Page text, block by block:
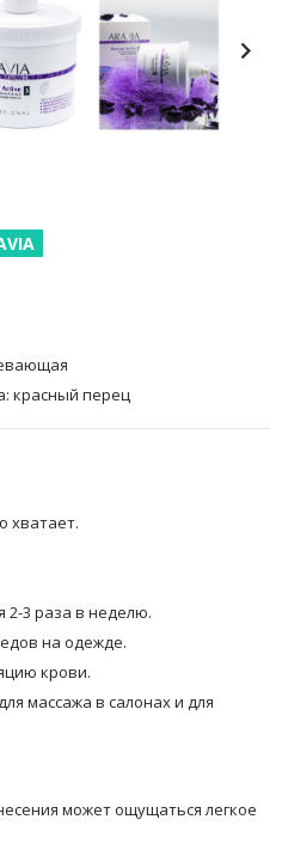
красный перец
хватает.
2-3 раза в неделю.
на одежде.
крови.
массажа в салонах и для
может ощущаться легкое